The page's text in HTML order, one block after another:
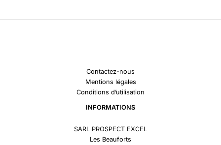
Contactez-nous
Mentions légales
Conditions d’utilisation
INFORMATIONS
SARL PROSPECT EXCEL
Les Beauforts